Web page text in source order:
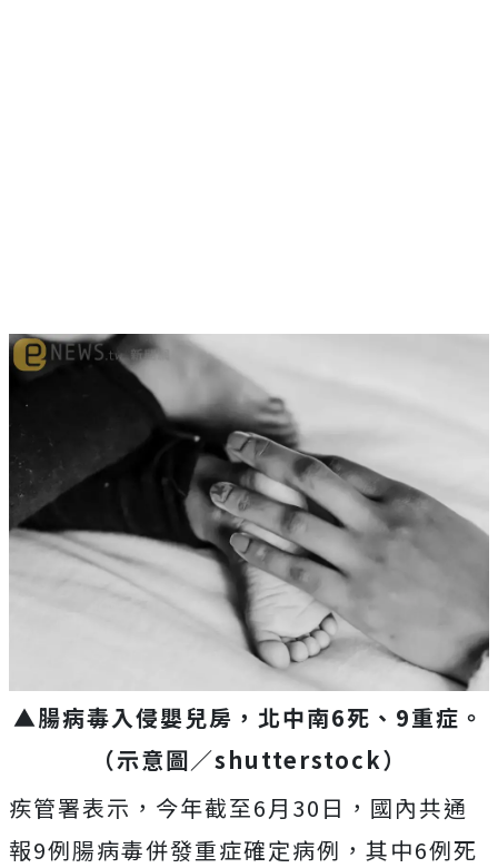
▲腸病毒入侵嬰兒房，北中南6死、9重症。
（示意圖／shutterstock）
疾管署表示，今年截至6月30日，國內共通
報9例腸病毒併發重症確定病例，其中6例死